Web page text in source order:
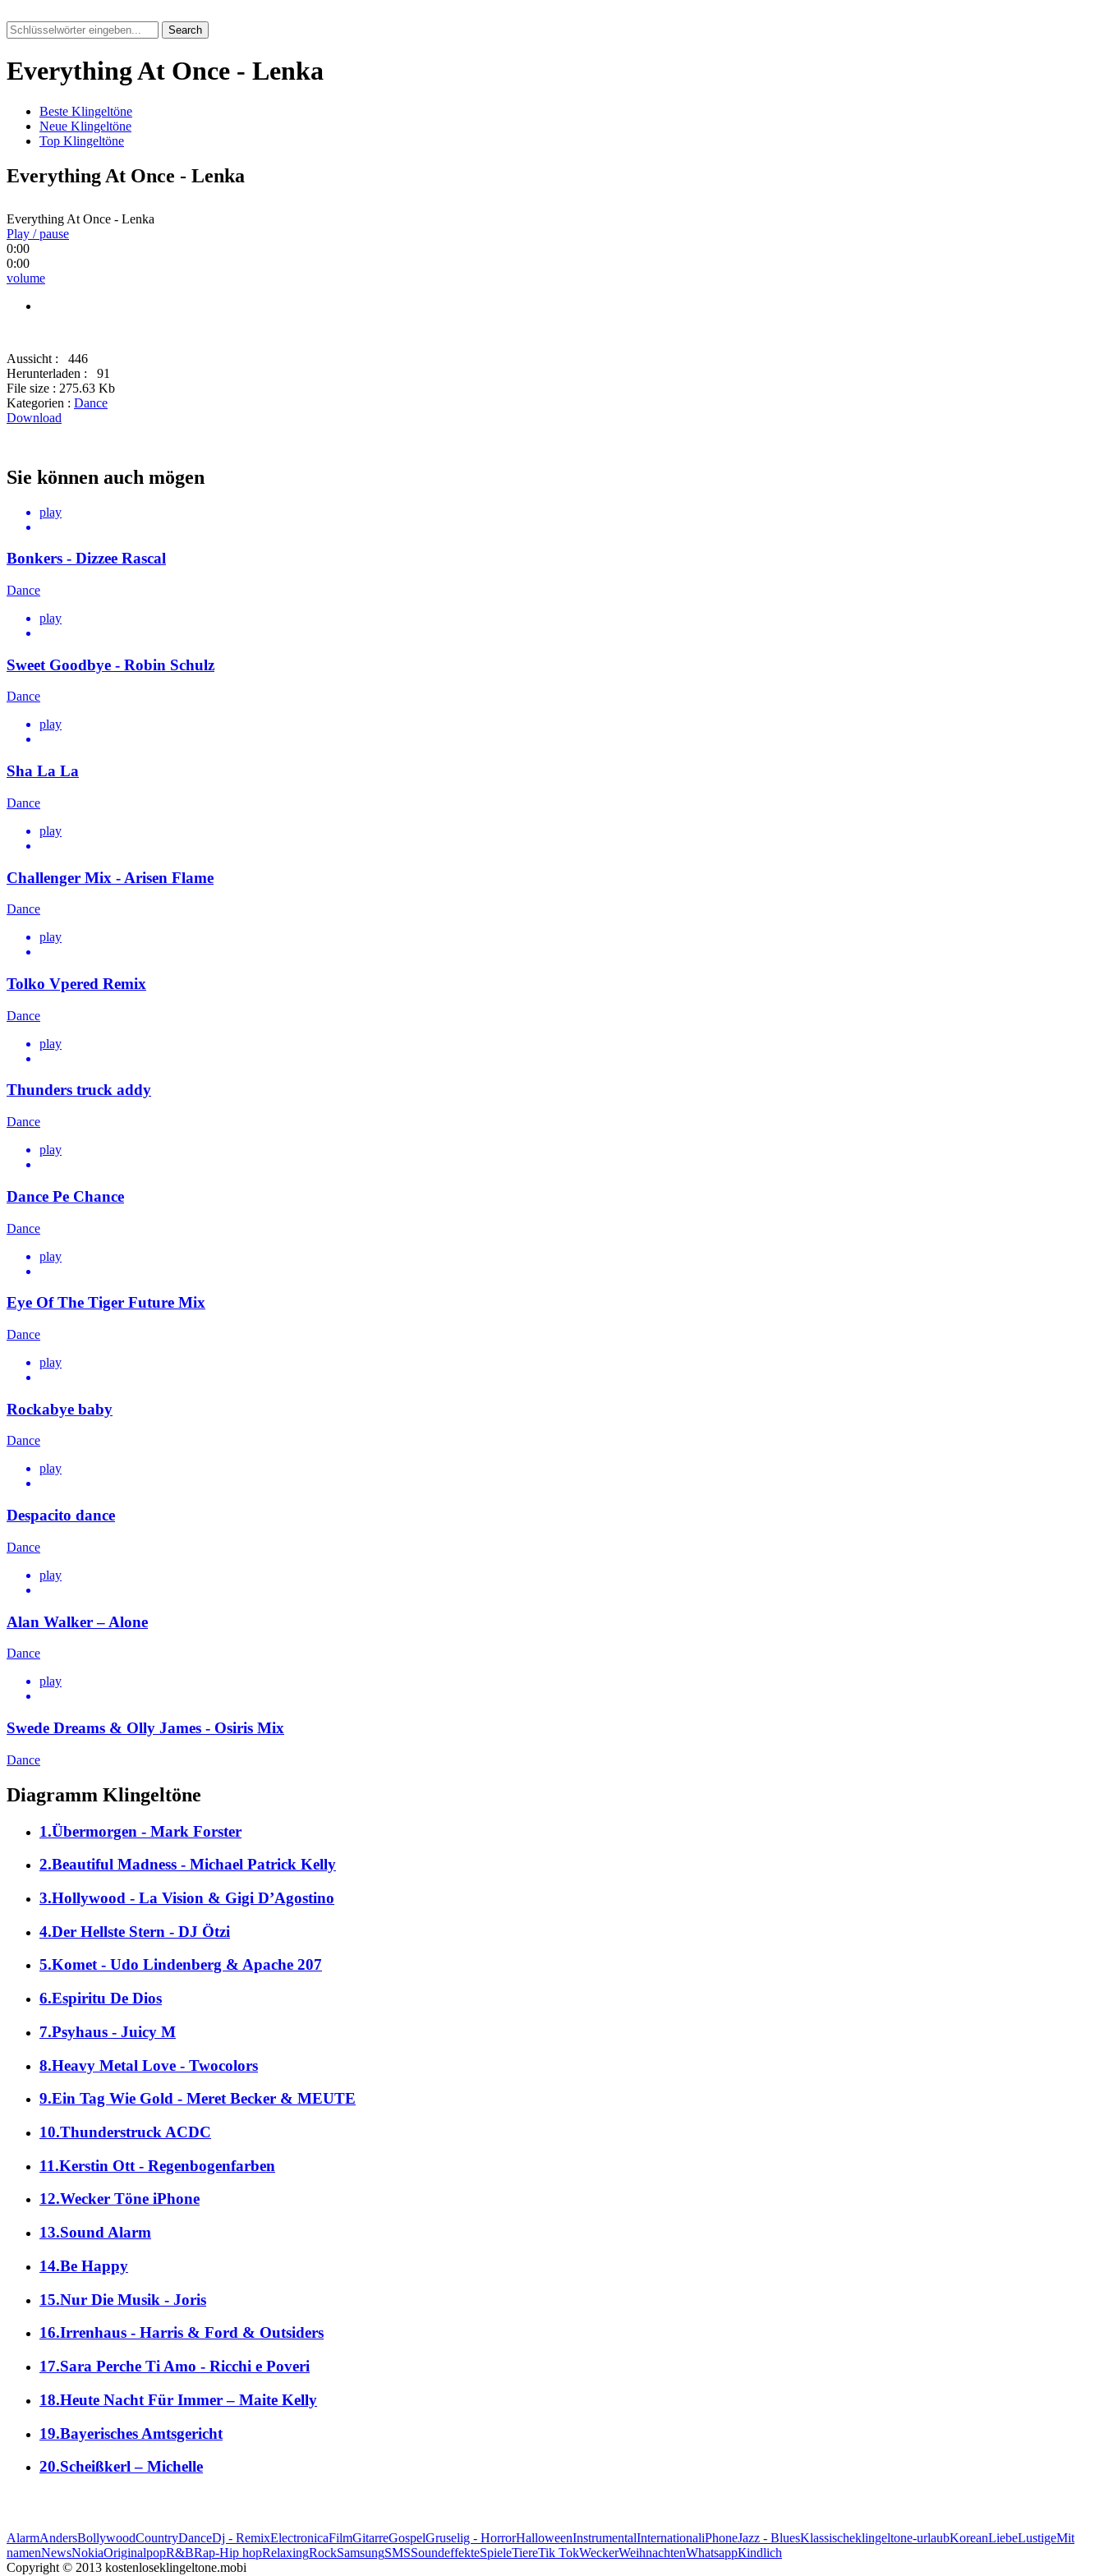
Search
Everything At Once - Lenka
Beste Klingeltöne
Neue Klingeltöne
Top Klingeltöne
Everything At Once - Lenka
Everything At Once - Lenka
Play / pause
0:00
0:00
volume
Aussicht :
446
Herunterladen :
91
File size : 275.63 Kb
Kategorien : Dance
Download
Sie können auch mögen
play
Bonkers - Dizzee Rascal
Dance
play
Sweet Goodbye - Robin Schulz
Dance
play
Sha La La
Dance
play
Challenger Mix - Arisen Flame
Dance
play
Tolko Vpered Remix
Dance
play
Thunders truck addy
Dance
play
Dance Pe Chance
Dance
play
Eye Of The Tiger Future Mix
Dance
play
Rockabye baby
Dance
play
Despacito dance
Dance
play
Alan Walker – Alone
Dance
play
Swede Dreams & Olly James - Osiris Mix
Dance
Diagramm Klingeltöne
1.Übermorgen - Mark Forster
2.Beautiful Madness - Michael Patrick Kelly
3.Hollywood - La Vision & Gigi D’Agostino
4.Der Hellste Stern - DJ Ötzi
5.Komet - Udo Lindenberg & Apache 207
6.Espiritu De Dios
7.Psyhaus - Juicy M
8.Heavy Metal Love - Twocolors
9.Ein Tag Wie Gold - Meret Becker & MEUTE
10.Thunderstruck ACDC
11.Kerstin Ott - Regenbogenfarben
12.Wecker Töne iPhone
13.Sound Alarm
14.Be Happy
15.Nur Die Musik - Joris
16.Irrenhaus - Harris & Ford & Outsiders
17.Sara Perche Ti Amo - Ricchi e Poveri
18.Heute Nacht Für Immer – Maite Kelly
19.Bayerisches Amtsgericht
20.Scheißkerl – Michelle
AlarmAndersBollywoodCountryDanceDj - RemixElectronicaFilmGitarreGospelGruselig - HorrorHalloweenInstrumentalInternationaliPhoneJazz - BluesKlassischeklingeltone-urlaubKoreanLiebeLustigeMit
namenNewsNokiaOriginalpopR&BRap-Hip hopRelaxingRockSamsungSMSSoundeffekteSpieleTiereTik TokWeckerWeihnachtenWhatsappКindlich
Copyright © 2013 kostenloseklingeltone.mobi